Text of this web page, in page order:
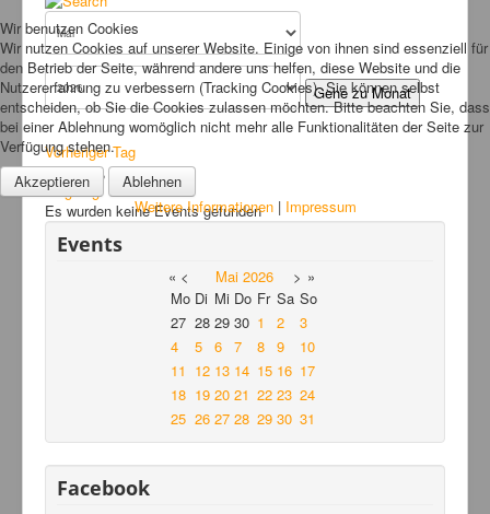
News
Links
FAQ
Hansefit
Kontakt
Gehe zu Monat
Vorheriger Tag
Samstag, 30. Mai 2026
Folgetag
Es wurden keine Events gefunden
Events
« < Mai 2026 > »
Mo Di Mi Do Fr Sa So
27 28 29 30 1 2
3
4
5 6 7 8 9
10
11 12 13 14 15 16 17
18 19 20 21 22 23 24
25 26 27 28 29 30 31
Facebook
Wir benutzen Cookies
Wir nutzen Cookies auf unserer Website. Einige von ihnen sind essenziell für
den Betrieb der Seite, während andere uns helfen, diese Website und die
Nutzererfahrung zu verbessern (Tracking Cookies). Sie können selbst
entscheiden, ob Sie die Cookies zulassen möchten. Bitte beachten Sie, dass
bei einer Ablehnung womöglich nicht mehr alle Funktionalitäten der Seite zur
Verfügung stehen.
Akzeptieren
Ablehnen
Weitere Informationen| Impressum